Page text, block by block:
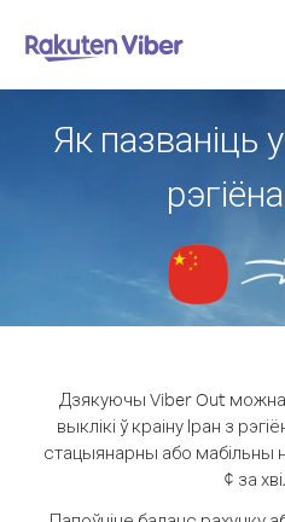
Як пазваніць
Дзякуючы Viber Out
выклікі ў краіну Іран з
стацыянарны або мабільны
¢ за